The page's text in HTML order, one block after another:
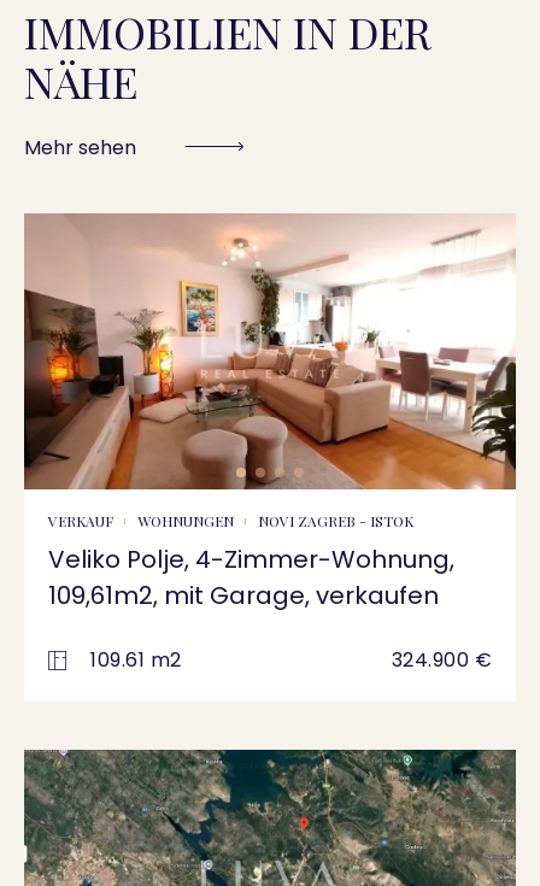
IMMOBILIEN IN DER
NÄHE
Mehr sehen
VERKAUF WOHNUNGEN NOVI ZAGREB - ISTOK
Veliko Polje, 4-Zimmer-Wohnung,
109,61m2, mit Garage, verkaufen
109.61 m2 324.900 €